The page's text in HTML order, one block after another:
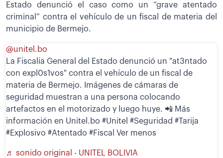
Estado denunció el caso como un “grave atentado
criminal” contra el vehículo de un fiscal de materia del
municipio de Bermejo.
@unitel.bo
La Fiscalía General del Estado denunció un "at3ntado
con expl0s1vos" contra el vehículo de un fiscal de
materia de Bermejo. Imágenes de cámaras de
seguridad muestran a una persona colocando
artefactos en el motorizado y luego huye. 📲 Más
información en Unitel.bo #Unitel #Seguridad #Tarija
#Explosivo #Atentado #Fiscal Ver menos
♬ sonido original - UNITEL BOLIVIA